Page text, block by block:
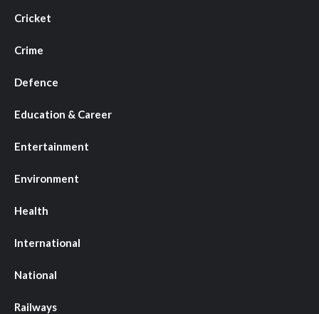
Cricket
Crime
Defence
Education & Career
Entertainment
Environment
Health
International
National
Railways